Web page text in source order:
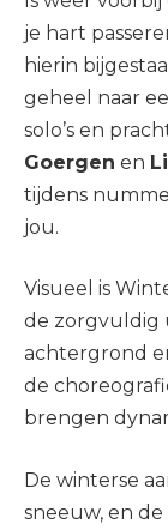
je hart
hierin
geheel naar
solo’s en
Goergen en
tijdens
jou.
Visueel is
de zorgvuldig
achtergrond
de
brengen
De winterse
sneeuw, en